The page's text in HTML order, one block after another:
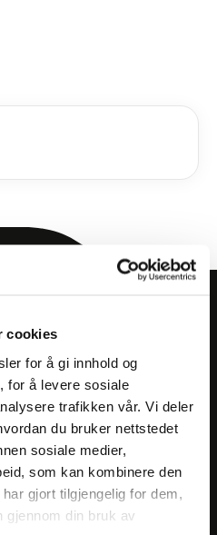
cookies
for å gi innhold og
for å levere sosiale
trafikken vår. Vi deler
du bruker nettstedet
sosiale medier,
som kan kombinere den
gjort tilgjengelig for dem,
gjennom din bruk av